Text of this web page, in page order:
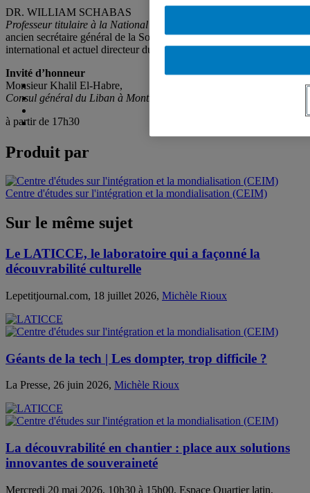
DR. WILLIAM SCHABAS
Professeur titulaire à la National University of Ireland, Galway
ancien secrétaire général de la Société québécoise de droit
international et actuel directeur du Irish Center of Human Rights
Invité d’honneur
Monsieur Khalil El-Habre,
Consul général du Liban à Montréal
à partir de 17h30
Produit par
Centre d'études sur l'intégration et la mondialisation (CEIM)
Sur le même sujet
Le LATICCE, le laboratoire qui a façonné la
découvrabilité culturelle
Lepetitjournal.com, 18 juillet 2026, Michèle Rioux
Géants de la tech | Les dompter, trop difficile ?
La Presse, 26 juin 2026, Michèle Rioux
La découvrabilité en chantier : place aux solutions
innovantes de souveraineté
Mercredi 20 mai 2026, 10h30 à 15h00, Espace Quartier latin,